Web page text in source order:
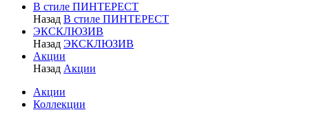
В стиле ПИНТЕРЕСТ
Назад В стиле ПИНТЕРЕСТ
ЭКСКЛЮЗИВ
Назад ЭКСКЛЮЗИВ
Акции
Назад Акции
Акции
Коллекции